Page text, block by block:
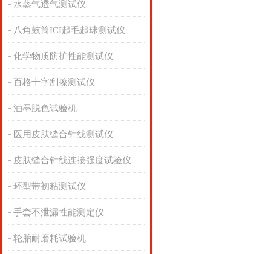
水蒸气透气测试仪
八角鼓筒ICI起毛起球测试仪
化学物质防护性能测试仪
百格十字刮擦测试仪
油墨脱色试验机
医用皮肤缝合针线测试仪
皮肤缝合针线连接强度试验仪
环型带初粘测试仪
手套不泄漏性能测定仪
轮胎耐磨耗试验机